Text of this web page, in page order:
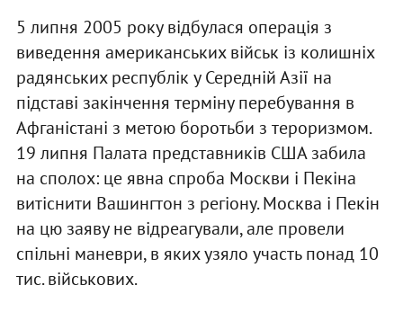
5 липня 2005 року відбулася операція з
виведення американських військ із колишніх
радянських республік у Середній Азії на
підставі закінчення терміну перебування в
Афганістані з метою боротьби з тероризмом.
19 липня Палата представників США забила
на сполох: це явна спроба Москви і Пекіна
витіснити Вашингтон з регіону. Москва і Пекін
на цю заяву не відреагували, але провели
спільні маневри, в яких узяло участь понад 10
тис. військових.